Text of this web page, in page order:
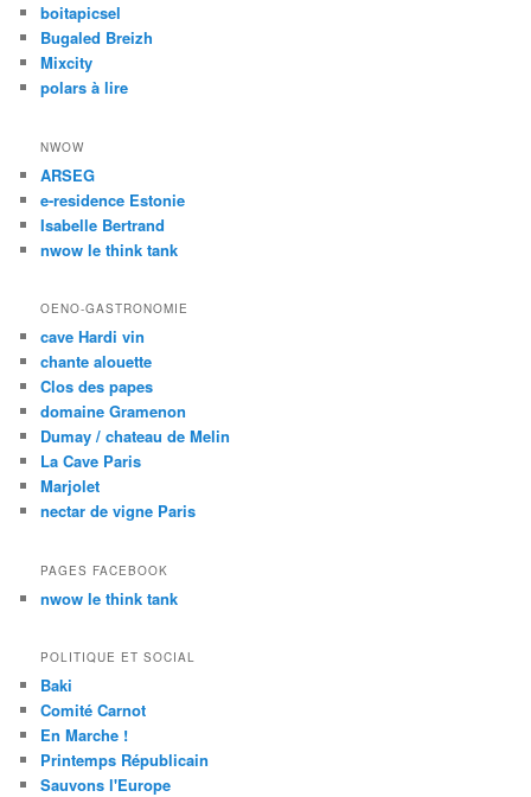
boitapicsel
Bugaled Breizh
Mixcity
polars à lire
NWOW
ARSEG
e-residence Estonie
Isabelle Bertrand
nwow le think tank
OENO-GASTRONOMIE
cave Hardi vin
chante alouette
Clos des papes
domaine Gramenon
Dumay / chateau de Melin
La Cave Paris
Marjolet
nectar de vigne Paris
PAGES FACEBOOK
nwow le think tank
POLITIQUE ET SOCIAL
Baki
Comité Carnot
En Marche !
Printemps Républicain
Sauvons l'Europe